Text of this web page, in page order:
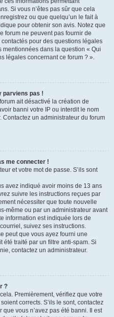
Si vous n’êtes pas sûr que cela
ou que quelqu’un le fait à
pour obtenir son avis. Notez que
forum ne peuvent pas fournir de
pour des questions légales
mentionnées dans la question « Qui
légales concernant ce forum ? ».
parviens pas !
ait désactivé la création de
banni votre IP ou interdit le nom
Contactez un administrateur du forum
me connecter !
et votre mot de passe. S’ils sont
avez indiqué avoir moins de 13 ans
suivre les instructions reçues par
nécessiter que toute nouvelle
même ou par un administrateur avant
information est indiquée lors de
suivez ses instructions.
peut que vous ayez fourni une
traité par un filtre anti-spam. Si
contactez un administrateur.
?
Premièrement, vérifiez que votre
corrects. S’ils le sont, contactez
vous n’avez pas été banni. Il est